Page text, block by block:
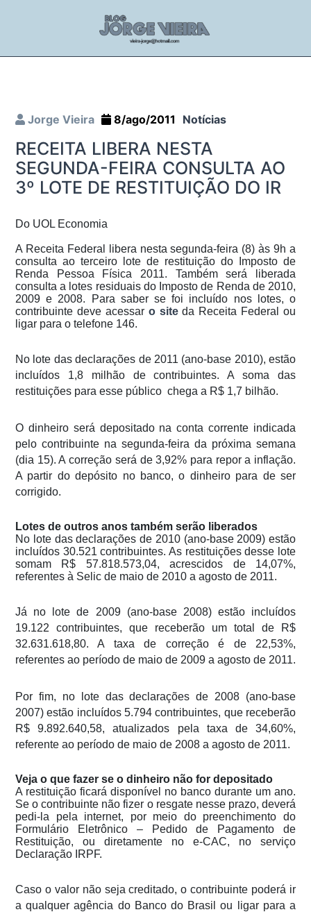
Jorge Vieira 8/ago/2011 Notícias
RECEITA LIBERA NESTA
SEGUNDA-FEIRA CONSULTA AO
3º LOTE DE RESTITUIÇÃO DO IR
Do UOL Economia
A Receita Federal libera nesta segunda-feira (8) às 9h a
consulta ao terceiro lote de restituição do Imposto de
Renda Pessoa Física 2011. Também será liberada
consulta a lotes residuais do Imposto de Renda de 2010,
2009 e 2008. Para saber se foi incluído nos lotes, o
contribuinte deve acessar o siteda Receita Federal ou
ligar para o telefone 146.
No lote das declarações de 2011 (ano-base 2010), estão
incluídos 1,8 milhão de contribuintes. A soma das
restituições para esse público chega a R$ 1,7 bilhão.
O dinheiro será depositado na conta corrente indicada
pelo contribuinte na segunda-feira da próxima semana
(dia 15). A correção será de 3,92% para repor a inflação.
A partir do depósito no banco, o dinheiro para de ser
corrigido.
Lotes de outros anos também serão liberados
No lote das declarações de 2010 (ano-base 2009) estão
incluídos 30.521 contribuintes. As restituições desse lote
somam R$ 57.818.573,04, acrescidos de 14,07%,
referentes à Selic de maio de 2010 a agosto de 2011.
Já no lote de 2009 (ano-base 2008) estão incluídos
19.122 contribuintes, que receberão um total de R$
32.631.618,80. A taxa de correção é de 22,53%,
referentes ao período de maio de 2009 a agosto de 2011.
Por fim, no lote das declarações de 2008 (ano-base
2007) estão incluídos 5.794 contribuintes, que receberão
R$ 9.892.640,58, atualizados pela taxa de 34,60%,
referente ao período de maio de 2008 a agosto de 2011.
Veja o que fazer se o dinheiro não for depositado
A restituição ficará disponível no banco durante um ano.
Se o contribuinte não fizer o resgate nesse prazo, deverá
pedi-la pela internet, por meio do preenchimento do
Formulário Eletrônico – Pedido de Pagamento de
Restituição, ou diretamente no e-CAC, no serviço
Declaração IRPF.
Caso o valor não seja creditado, o contribuinte poderá ir
a qualquer agência do Banco do Brasil ou ligar para a